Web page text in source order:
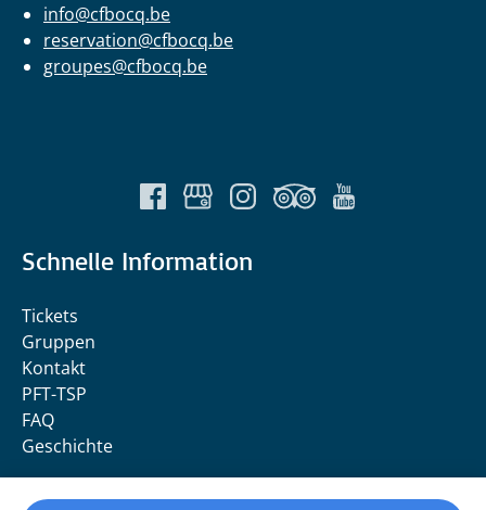
info@cfbocq.be
reservation@cfbocq.be
groupes@cfbocq.be
Schnelle Information
Tickets
Gruppen
Kontakt
PFT-TSP
FAQ
Geschichte